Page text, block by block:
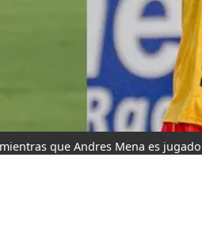
que Andres Mena es